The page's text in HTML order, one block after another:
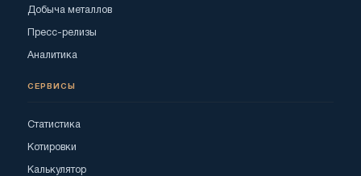
Добыча металлов
Пресс-релизы
Аналитика
СЕРВИСЫ
Статистика
Котировки
Калькулятор